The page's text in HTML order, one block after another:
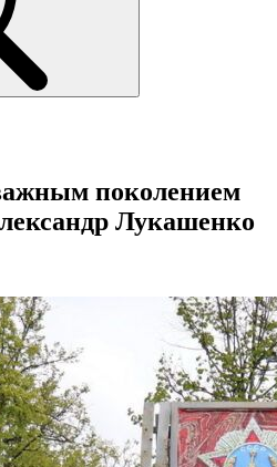
поколением
Лукашенко